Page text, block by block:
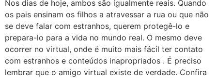
Nos dias de hoje, ambos são igualmente reais. Quando
os pais ensinam os filhos a atravessar a rua ou que não
se deve falar com estranhos, querem protegê-lo e
prepara-lo para a vida no mundo real. O mesmo deve
ocorrer no virtual, onde é muito mais fácil ter contato
com estranhos e conteúdos inapropriados . É preciso
lembrar que o amigo virtual existe de verdade. Confira